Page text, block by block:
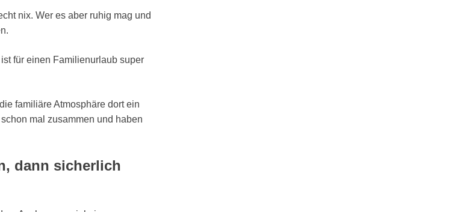
nix. Wer es aber ruhig mag und
für einen Familienurlaub super
familiäre Atmosphäre dort ein
mal zusammen und haben
dann sicherlich